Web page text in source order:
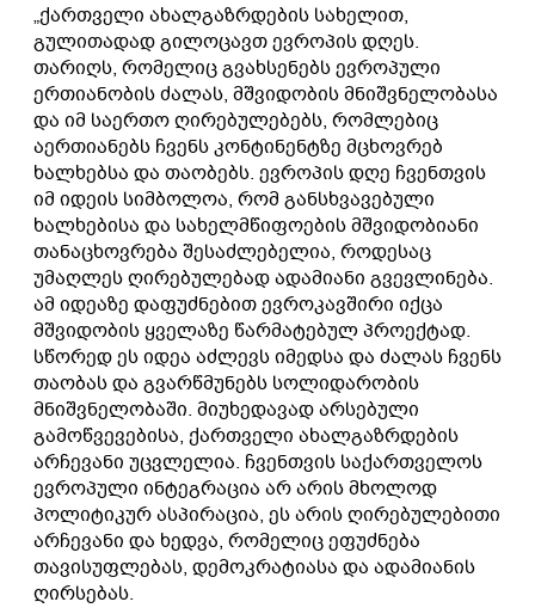
„ქართველი ახალგაზრდების სახელით,
გულითადად გილოცავთ ევროპის დღეს.
თარიღს, რომელიც გვახსენებს ევროპული
ერთიანობის ძალას, მშვიდობის მნიშვნელობასა
და იმ საერთო ღირებულებებს, რომლებიც
აერთიანებს ჩვენს კონტინენტზე მცხოვრებ
ხალხებსა და თაობებს. ევროპის დღე ჩვენთვის
იმ იდეის სიმბოლოა, რომ განსხვავებული
ხალხებისა და სახელმწიფოების მშვიდობიანი
თანაცხოვრება შესაძლებელია, როდესაც
უმაღლეს ღირებულებად ადამიანი გვევლინება.
ამ იდეაზე დაფუძნებით ევროკავშირი იქცა
მშვიდობის ყველაზე წარმატებულ პროექტად.
სწორედ ეს იდეა აძლევს იმედსა და ძალას ჩვენს
თაობას და გვარწმუნებს სოლიდარობის
მნიშვნელობაში. მიუხედავად არსებული
გამოწვევებისა, ქართველი ახალგაზრდების
არჩევანი უცვლელია. ჩვენთვის საქართველოს
ევროპული ინტეგრაცია არ არის მხოლოდ
პოლიტიკურ ასპირაცია, ეს არის ღირებულებითი
არჩევანი და ხედვა, რომელიც ეფუძნება
თავისუფლებას, დემოკრატიასა და ადამიანის
ღირსებას.